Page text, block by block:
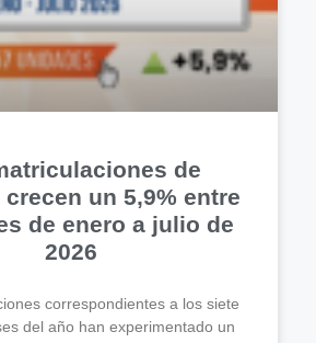
de
un 5,9% entre
de enero a julio de
2026
correspondientes a los siete
del año han experimentado un